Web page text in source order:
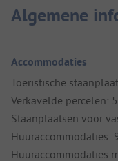
Algemene
Accommodaties
Toeristische
Verkavelde percelen:
Staanplaatsen voor
Huuraccommodaties:
Huuraccommodaties